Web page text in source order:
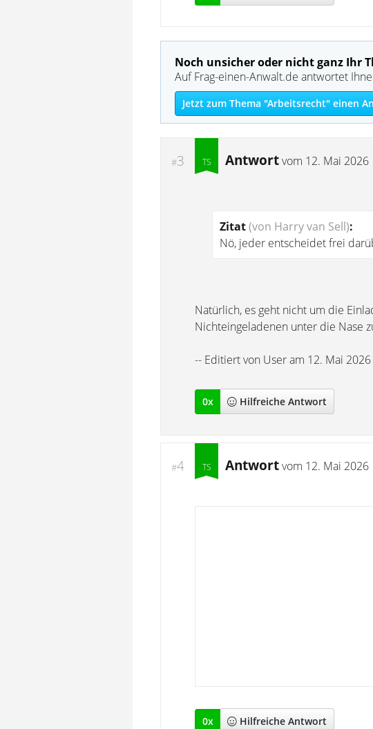
Noch unsicher oder nicht ganz Ihr
Auf Frag-einen-Anwalt.de antwortet
Jetzt zum Thema "Arbeitsrecht" einen
#3 Antwortvom 12. Mai
Zitat(von Harry van Sell):
Nö, jeder entscheidet frei
Natürlich, es geht nicht um die
Nichteingeladenen unter die Nase
-- Editiert von User am 12. Mai
0x Hilfreiche Antwort
#4 Antwortvom 12. Mai
0x Hilfreiche Antwort